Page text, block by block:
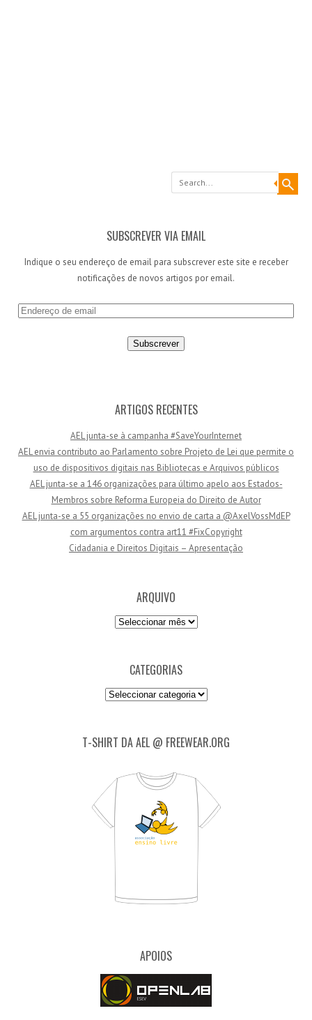
Search
SUBSCREVER VIA EMAIL
Indique o seu endereço de email para subscrever este site e receber
notificações de novos artigos por email.
E
e
ARTIGOS RECENTES
AEL junta-se à campanha #SaveYourInternet
AEL envia contributo ao Parlamento sobre Projeto de Lei que permite o
uso de dispositivos digitais nas Bibliotecas e Arquivos públicos
AEL junta-se a 146 organizações para último apelo aos Estados-
Membros sobre Reforma Europeia do Direito de Autor
AEL junta-se a 55 organizações no envio de carta a @AxelVossMdEP
com argumentos contra art11 #FixCopyright
Cidadania e Direitos Digitais – Apresentação
ARQUIVO
Arquivo
CATEGORIAS
Categorias
T-SHIRT DA AEL @ FREEWEAR.ORG
APOIOS